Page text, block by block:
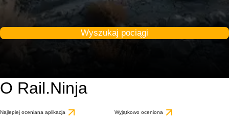
Wyszukaj pociągi
O Rail.Ninja
Najlepiej oceniana aplikacja Wyjątkowo oceniona